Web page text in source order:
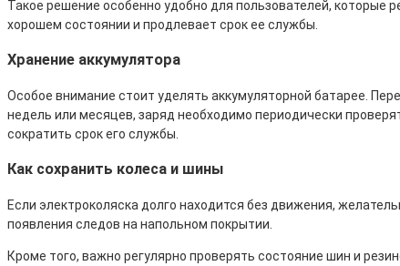
Такое решение особенно удобно для пользователей, которые
хорошем состоянии и продлевает срок ее службы.
Хранение аккумулятора
Особое внимание стоит уделять аккумуляторной батарее.
недель или месяцев, заряд необходимо периодически
сократить срок его службы.
Как сохранить колеса и шины
Если электроколяска долго находится без движения,
появления следов на напольном покрытии.
Кроме того, важно регулярно проверять состояние шин и